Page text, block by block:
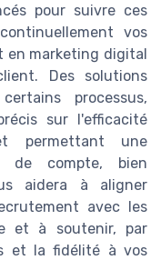
pour suivre ces
vos
en marketing digital
Des solutions
processus,
sur l'efficacité
permettant une
de compte, bien
aidera à aligner
avec les
et à soutenir, par
et la fidélité à vos